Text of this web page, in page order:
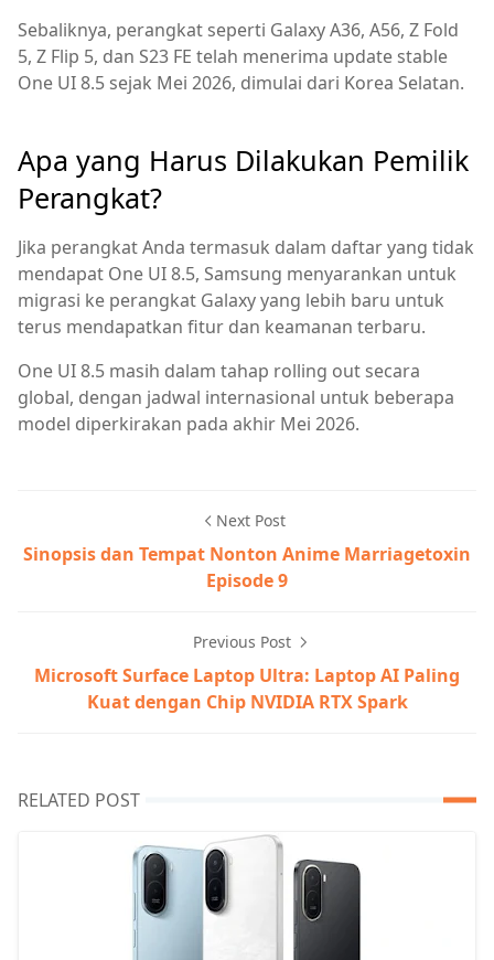
Sebaliknya, perangkat seperti Galaxy A36, A56, Z Fold
5, Z Flip 5, dan S23 FE telah menerima update stable
One UI 8.5 sejak Mei 2026, dimulai dari Korea Selatan.
Apa yang Harus Dilakukan Pemilik
Perangkat?
Jika perangkat Anda termasuk dalam daftar yang tidak
mendapat One UI 8.5, Samsung menyarankan untuk
migrasi ke perangkat Galaxy yang lebih baru untuk
terus mendapatkan fitur dan keamanan terbaru.
One UI 8.5 masih dalam tahap rolling out secara
global, dengan jadwal internasional untuk beberapa
model diperkirakan pada akhir Mei 2026.
Next Post
Sinopsis dan Tempat Nonton Anime Marriagetoxin
Episode 9
Previous Post
Microsoft Surface Laptop Ultra: Laptop AI Paling
Kuat dengan Chip NVIDIA RTX Spark
RELATED POST